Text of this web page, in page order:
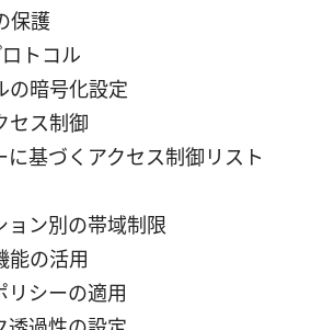
保護
トコル
の暗号化設定
セス制御
に基づくアクセス制御リスト
ョン別の帯域制限
能の活用
リシーの適用